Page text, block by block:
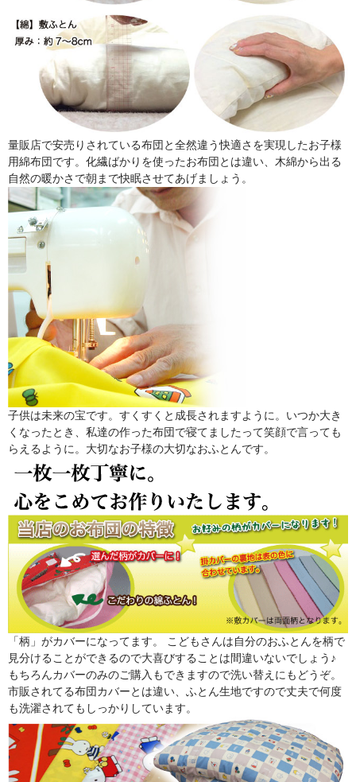
量販店で安売りされている布団と全然違う快適さを実現したお子様
用綿布団です。化繊ばかりを使ったお布団とは違い、木綿から出る
自然の暖かさで朝まで快眠させてあげましょう。
子供は未来の宝です。すくすくと成長されますように。いつか大き
くなったとき、私達の作った布団で寝てましたって笑顔で言っても
らえるように。大切なお子様の大切なおふとんです。
「柄」がカバーになってます。 こどもさんは自分のおふとんを柄で
見分けることができるので大喜びすることは間違いないでしょう♪
もちろんカバーのみのご購入もできますので洗い替えにもどうぞ。
市販されてる布団カバーとは違い、ふとん生地ですので丈夫で何度
も洗濯されてもしっかりしています。